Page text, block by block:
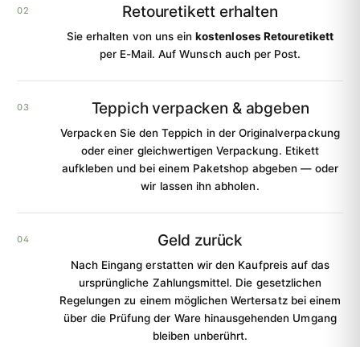
Retouretikett erhalten
Sie erhalten von uns einkostenloses Retouretikett
per E-Mail. Auf Wunsch auch per Post.
Teppich verpacken & abgeben
Verpacken Sie den Teppich in der Originalverpackung
oder einer gleichwertigen Verpackung. Etikett
aufkleben und bei einem Paketshop abgeben — oder
wir lassen ihn abholen.
Geld zurück
Nach Eingang erstatten wir den Kaufpreis auf das
ursprüngliche Zahlungsmittel. Die gesetzlichen
Regelungen zu einem möglichen Wertersatz bei einem
über die Prüfung der Ware hinausgehenden Umgang
bleiben unberührt.